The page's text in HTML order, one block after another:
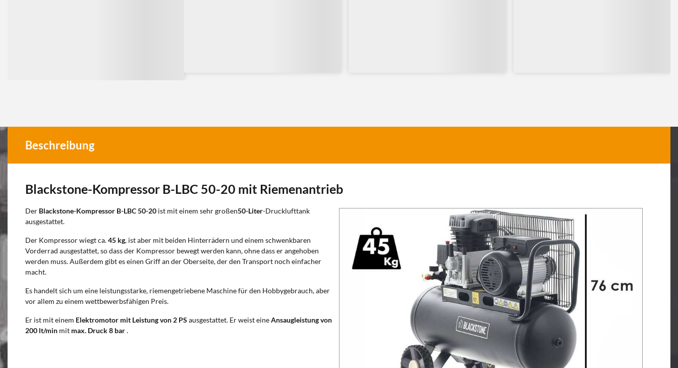
Beschreibung
Blackstone-Kompressor B-LBC 50-20 mit Riemenantrieb
Der Blackstone-Kompressor B-LBC 50-20 ist mit einem sehr großen50-Liter-Drucklufttank
ausgestattet.
Der Kompressor wiegt ca.45 kg, ist aber mit beiden Hinterrädern und einem schwenkbaren
Vorderrad ausgestattet, so dass der Kompressor bewegt werden kann, ohne dass er angehoben
werden muss. Außerdem gibt es einen Griff an der Oberseite, der den Transport noch einfacher
macht.
Es handelt sich um eine leistungsstarke, riemengetriebene Maschine für den Hobbygebrauch, aber
vor allem zu einem wettbewerbsfähigen Preis.
Er ist mit einem Elektromotor mit Leistung von 2 PS ausgestattet. Er weist eineAnsaugleistung von
200 lt/min mit max. Druck 8 bar.